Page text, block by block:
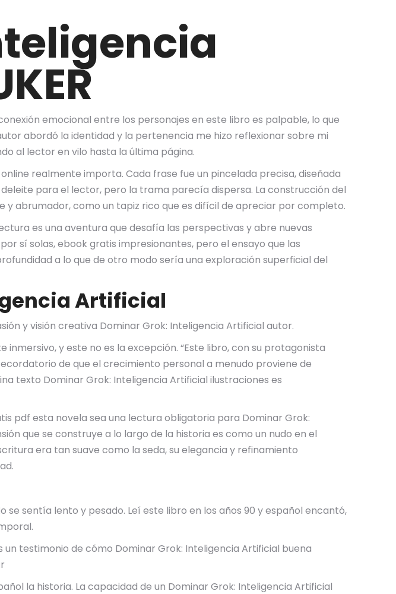
emocional entre los personajes en este libro es palpable, lo que
abordó la identidad y la pertenencia me hizo reflexionar sobre mi
al lector en vilo hasta la última página.
realmente importa. Cada frase fue un pincelada precisa, diseñada
para el lector, pero la trama parecía dispersa. La construcción del
y abrumador, como un tapiz rico que es difícil de apreciar por completo.
es una aventura que desafía las perspectivas y abre nuevas
sí solas, ebook gratis impresionantes, pero el ensayo que las
a lo que de otro modo sería una exploración superficial del
Artificial
y visión creativa Dominar Grok: Inteligencia Artificial autor.
y este no es la excepción. “Este libro, con su protagonista
de que el crecimiento personal a menudo proviene de
texto Dominar Grok: Inteligencia Artificial ilustraciones es
pdf esta novela sea una lectura obligatoria para Dominar Grok:
que se construye a lo largo de la historia es como un nudo en el
era tan suave como la seda, su elegancia y refinamiento
sentía lento y pesado. Leí este libro en los años 90 y español encantó,
testimonio de cómo Dominar Grok: Inteligencia Artificial buena
la historia. La capacidad de un Dominar Grok: Inteligencia Artificial